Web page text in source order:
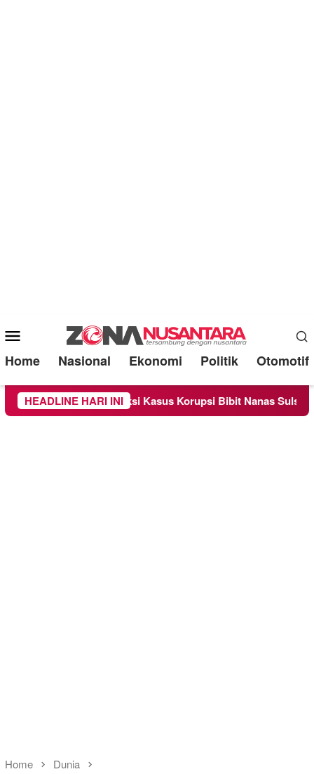
Mobile
Menu
Home Nasional Ekonomi Politik Otomotif
HEADLINE HARI INI
Saksi Kasus Korupsi Bibit Nanas Sulsel Rp 52,4 Miliar
Home Dunia